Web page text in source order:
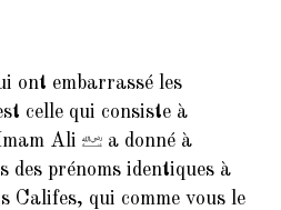
ont embarrassé les
celle qui consiste à
Ali
a donné à
des prénoms identiques à
Califes, qui comme vous le